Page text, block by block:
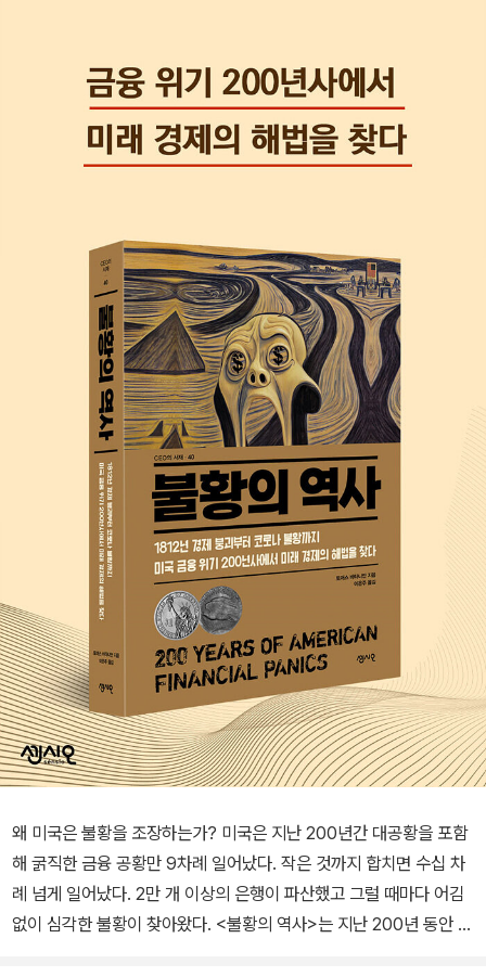
왜 미국은 불황을 조장하는가? 미국은 지난 200년간 대공황을 포함
해 굵직한 금융 공황만 9차례 일어났다. 작은 것까지 합치면 수십 차
례 넘게 일어났다. 2만 개 이상의 은행이 파산했고 그럴 때마다 어김
없이 심각한 불황이 찾아왔다. <불황의 역사>는 지난 200년 동안 미